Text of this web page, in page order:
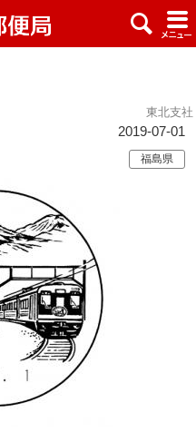
x #
東北支社
2019-07-01
福島県